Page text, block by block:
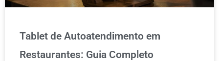
Tablet de Autoatendimento em
Restaurantes: Guia Completo